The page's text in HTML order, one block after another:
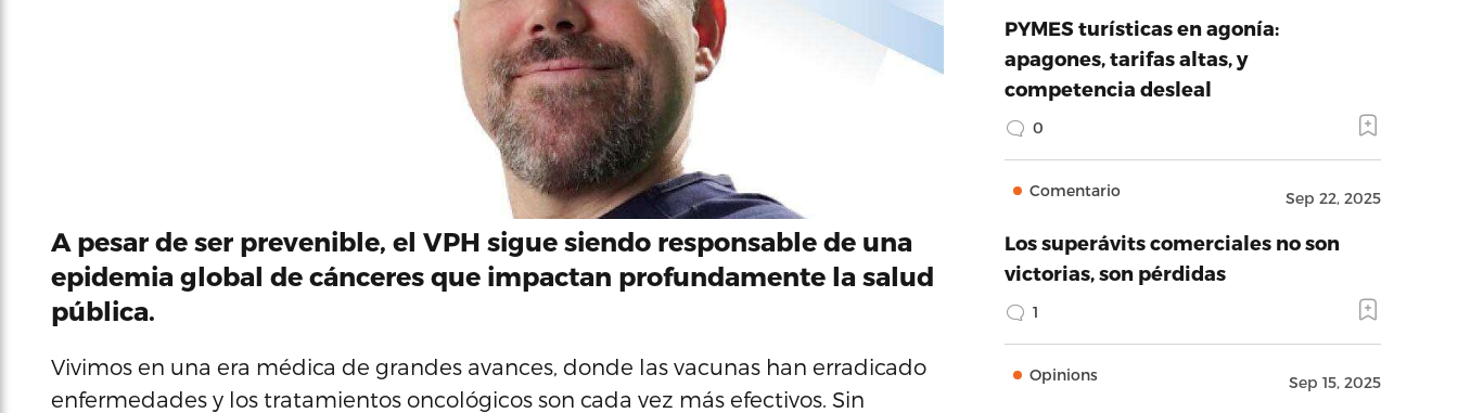
A pesar de ser prevenible, el VPH sigue siendo responsable de una
epidemia global de cánceres que impactan profundamente la salud
pública.
Vivimos en una era médica de grandes avances, donde las vacunas han erradicado
enfermedades y los tratamientos oncológicos son cada vez más efectivos. Sin
PYMES turísticas en agonía:
apagones, tarifas altas, y
competencia desleal
0
Comentario Sep 22, 2025
Los superávits comerciales no son
victorias, son pérdidas
1
Opinions Sep 15, 2025